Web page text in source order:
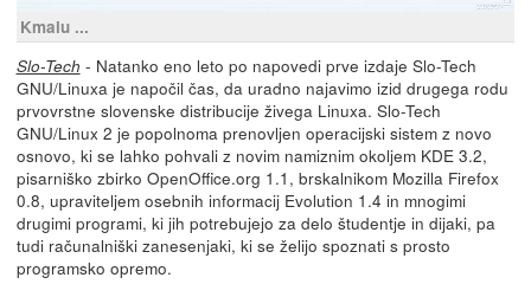
Kmalu ...
Slo-Tech - Natanko eno leto po napovedi prve izdaje Slo-Tech
GNU/Linuxa je napočil čas, da uradno najavimo izid drugega rodu
prvovrstne slovenske distribucije živega Linuxa. Slo-Tech
GNU/Linux 2 je popolnoma prenovljen operacijski sistem z novo
osnovo, ki se lahko pohvali z novim namiznim okoljem KDE 3.2,
pisarniško zbirko OpenOffice.org 1.1, brskalnikom Mozilla Firefox
0.8, upraviteljem osebnih informacij Evolution 1.4 in mnogimi
drugimi programi, ki jih potrebujejo za delo študentje in dijaki, pa
tudi računalniški zanesenjaki, ki se želijo spoznati s prosto
programsko opremo.